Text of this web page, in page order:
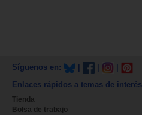
Síguenos en:
Enlaces rápidos a temas de interés
Tienda
Bolsa de trabajo